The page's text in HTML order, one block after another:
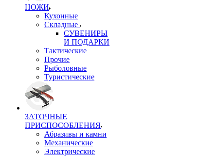
НОЖИ
Кухонные
Складные
СУВЕНИРЫ
И ПОДАРКИ
Тактические
Прочие
Рыболовные
Туристические
ЗАТОЧНЫЕ
ПРИСПОСОБЛЕНИЯ
Абразивы и камни
Механические
Электрические